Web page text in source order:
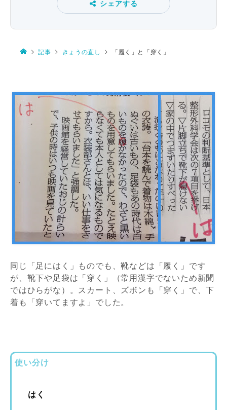
シェアする
記事 きょうの直し 「履く」と「穿く」
同じ「足にはく」ものでも、靴などは「履く」です
が、靴下や足袋は「穿く」（常用漢字でないため新聞
ではひらがな）。スカート、ズボンも「穿く」で、下
着も「穿いてますよ」でした。
使い分け
はく